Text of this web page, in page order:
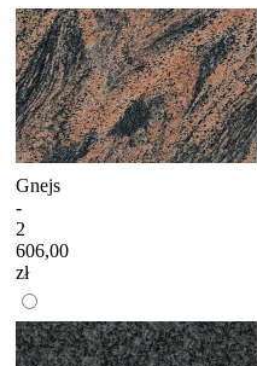
Gnejs
-
2
606,00
zł